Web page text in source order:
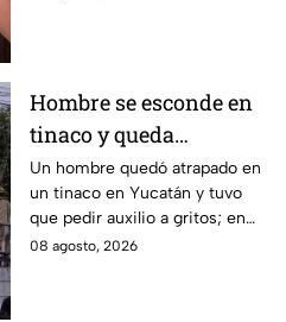
Hombre se esconde en
tinaco y queda
atrapado por más de
dos horas en Yucatán;
así lo encontraron
Un hombre quedó atrapado en
un tinaco en Yucatán y tuvo
que pedir auxilio a gritos; en
redes aseguran que intentaba
08 agosto, 2026